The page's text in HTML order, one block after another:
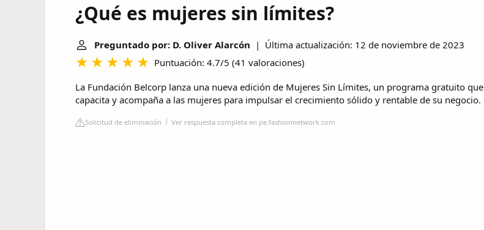
¿Qué es mujeres sin límites?
Preguntado por: D. Oliver Alarcón | Última actualización: 12 de noviembre de 2023
Puntuación: 4.7/5 (41 valoraciones)
La Fundación Belcorp lanza una nueva edición de Mujeres Sin Límites, un programa gratuito que
capacita y acompaña a las mujeres para impulsar el crecimiento sólido y rentable de su negocio.
Solicitud de eliminación Ver respuesta completa en pe.fashionnetwork.com